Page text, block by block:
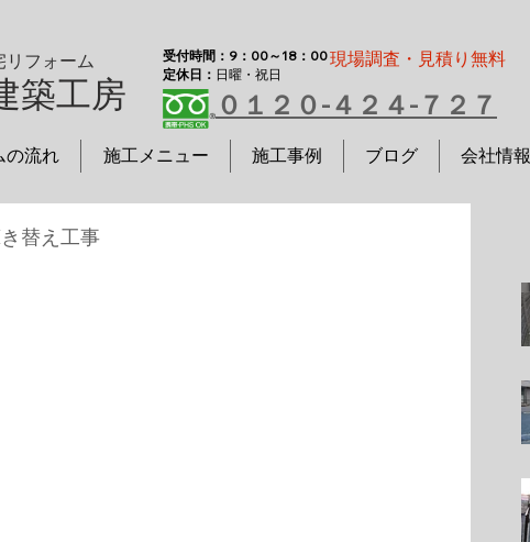
フォーム
築工房
受付時間：9：00～18：00
定休日： 日曜・祝日
現場調査・見積り無料
０１２０-４２４-７２７
の流れ 施工メニュー 施工事例 ブログ 会社情報
替え工事